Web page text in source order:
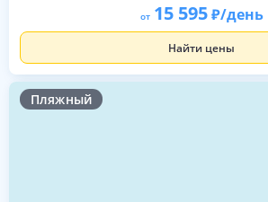
от 15 595 /день
Найти цены
Пляжный